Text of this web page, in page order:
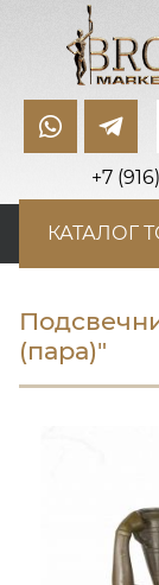
+7
КАТАЛОГ
(пара)"